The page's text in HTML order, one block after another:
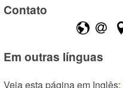
Contato
Em outras línguas
Veja esta página em Inglês: